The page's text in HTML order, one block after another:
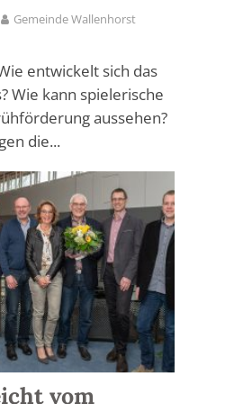
Gemeinde Wallenhorst
entwickelt sich das
Wie kann spielerische
aussehen?
die...
vom